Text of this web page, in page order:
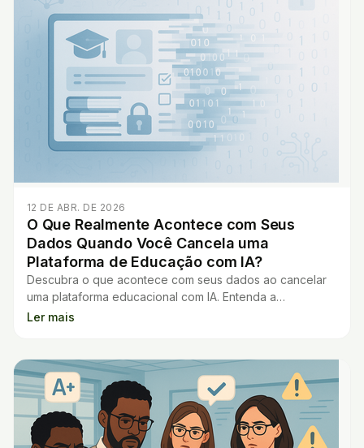
12 DE ABR. DE 2026
O Que Realmente Acontece com Seus
Dados Quando Você Cancela uma
Plataforma de Educação com IA?
Descubra o que acontece com seus dados ao cancelar
uma plataforma educacional com IA. Entenda a
importância da privacidade e proteção de informações.
Ler mais